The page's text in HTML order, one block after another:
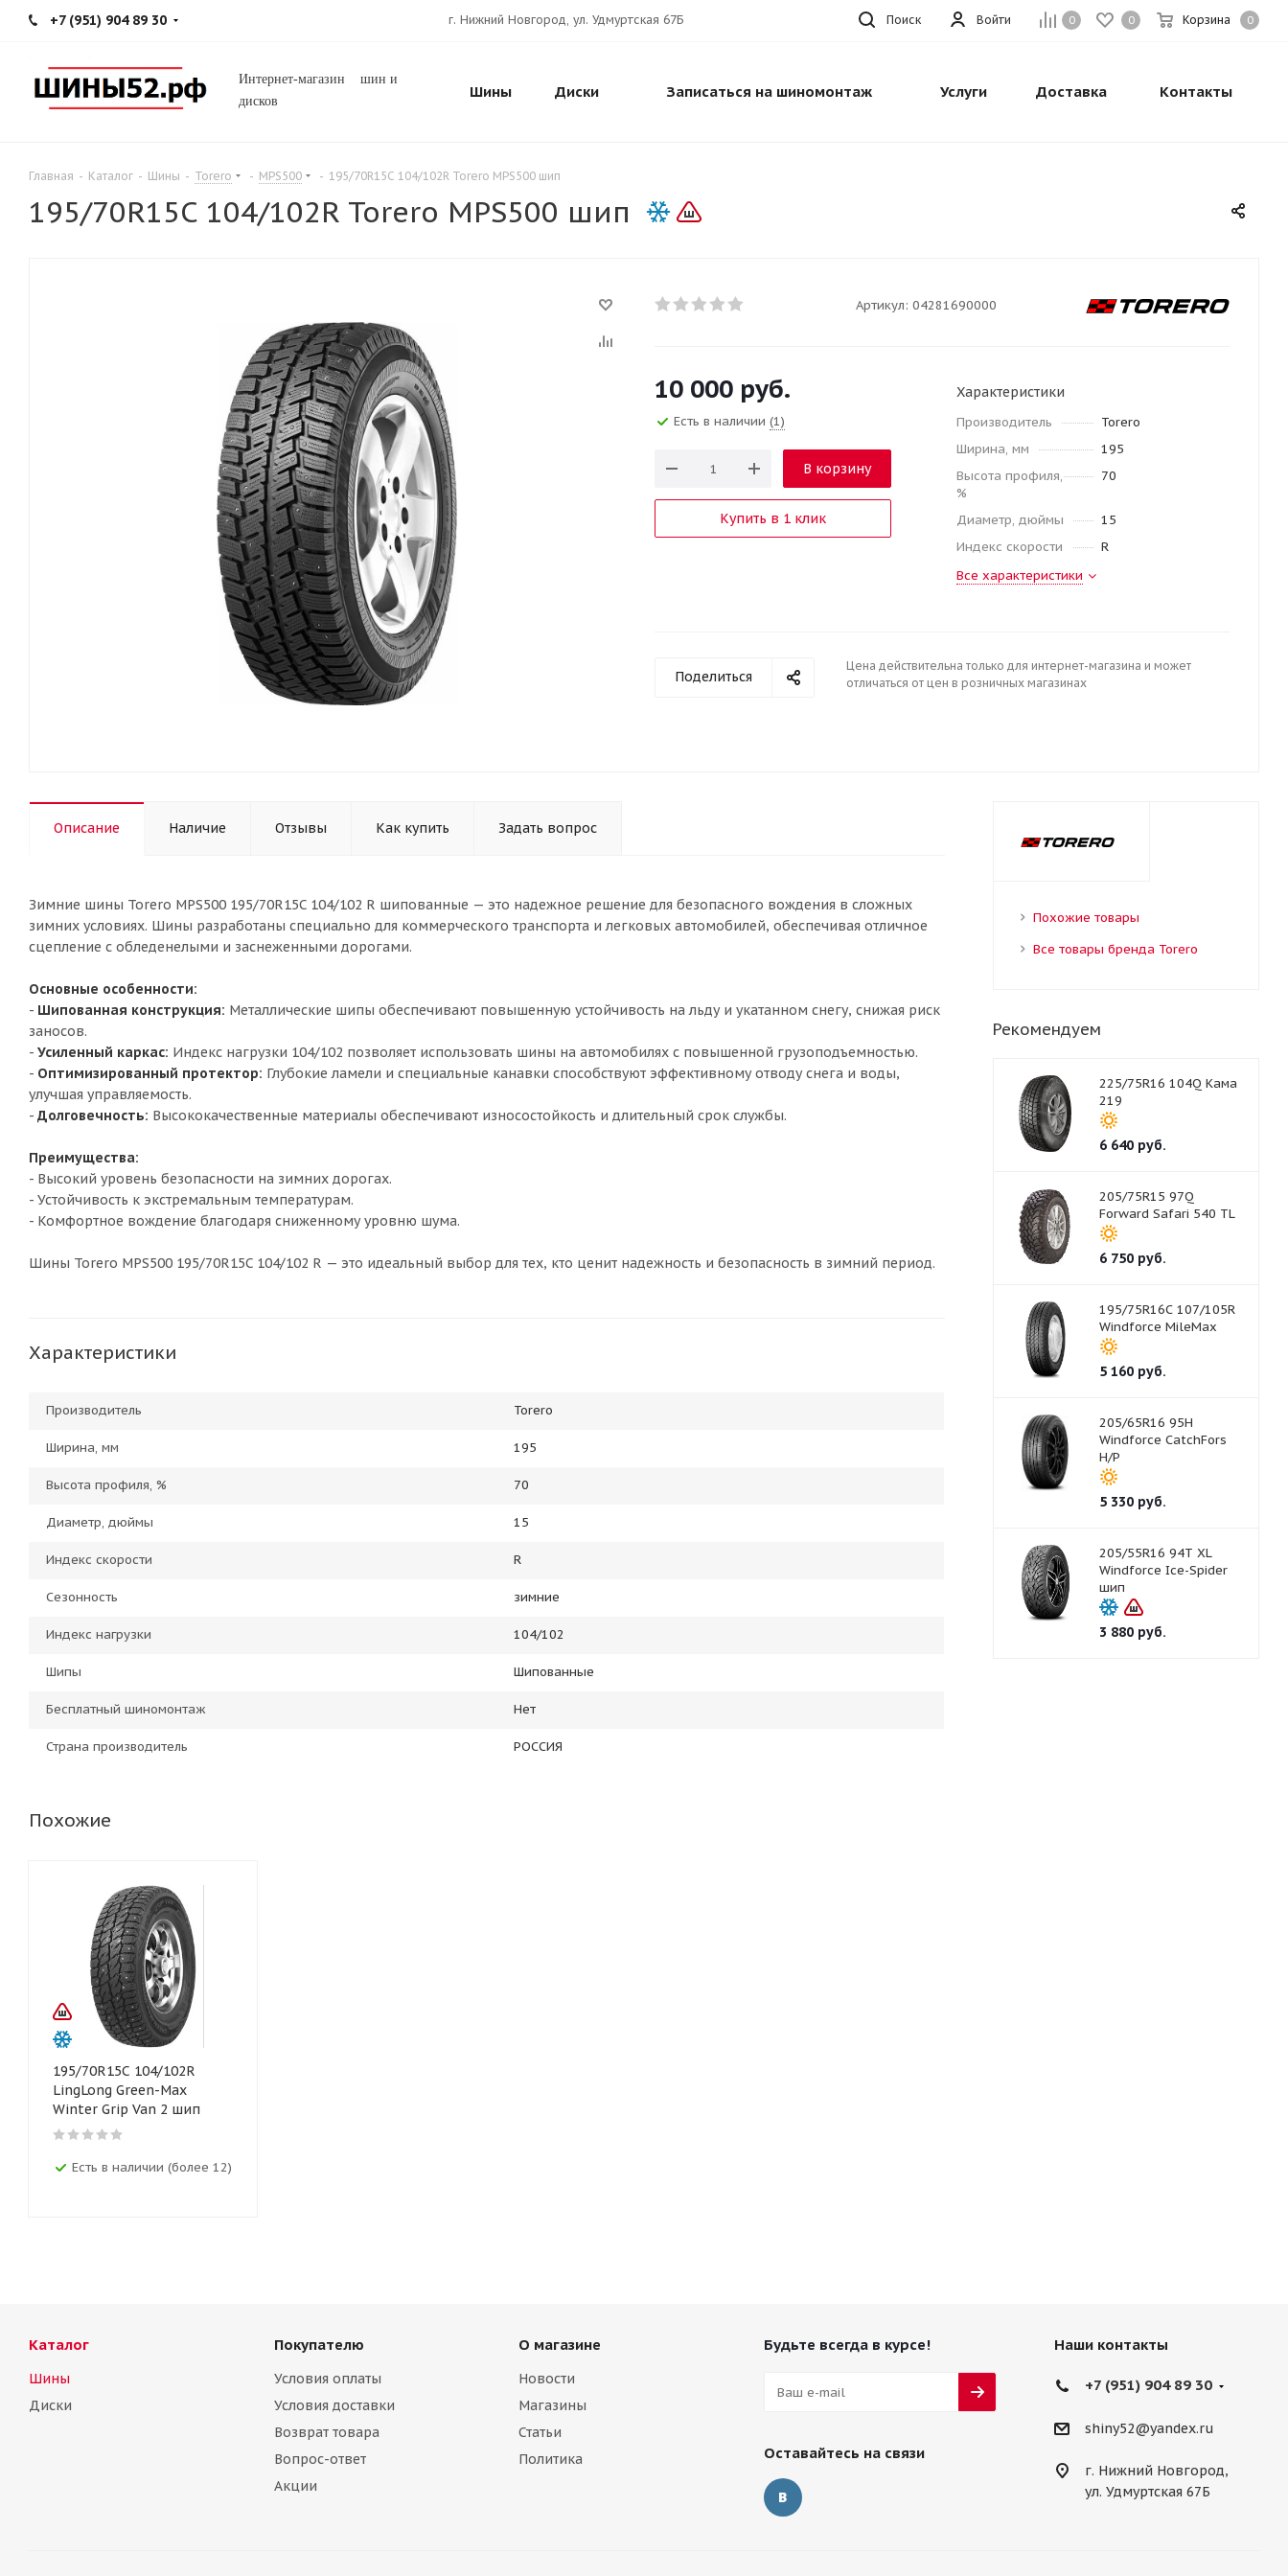
+7 (951) 904 89 30 0 0 Корзина 0
Войти
г. Нижний Новгород, ул. Удмуртская 67Б Поиск
Интернет-магазин шин и
дисков
Шины Диски Записаться на шиномонтаж Услуги Доставка Контакты
Главная - Каталог - Шины - Torero - MPS500 - 195/70R15C 104/102R Torero MPS500 шип
195/70R15C 104/102R Torero MPS500 шип
Артикул: 04281690000
10 000 руб.
Есть в наличии (1)
В корзину
Купить в 1 клик
Характеристики
Производитель
Torero
Ширина, мм
195
Высота профиля,
%
70
Диаметр, дюймы
15
Индекс скорости
R
Все характеристики
Поделиться
Цена действительна только для интернет-магазина и может
отличаться от цен в розничных магазинах
Описание Наличие Отзывы Как купить Задать вопрос
Зимние шины Torero MPS500 195/70R15C 104/102 R шипованные — это надежное решение для безопасного вождения в сложных
зимних условиях. Шины разработаны специально для коммерческого транспорта и легковых автомобилей, обеспечивая отличное
сцепление с обледенелыми и заснеженными дорогами.
Основные особенности:
- Шипованная конструкция: Металлические шипы обеспечивают повышенную устойчивость на льду и укатанном снегу, снижая риск
заносов.
- Усиленный каркас: Индекс нагрузки 104/102 позволяет использовать шины на автомобилях с повышенной грузоподъемностью.
- Оптимизированный протектор: Глубокие ламели и специальные канавки способствуют эффективному отводу снега и воды,
улучшая управляемость.
- Долговечность: Высококачественные материалы обеспечивают износостойкость и длительный срок службы.
Преимущества:
- Высокий уровень безопасности на зимних дорогах.
- Устойчивость к экстремальным температурам.
- Комфортное вождение благодаря сниженному уровню шума.
Шины Torero MPS500 195/70R15C 104/102 R — это идеальный выбор для тех, кто ценит надежность и безопасность в зимний период.
Характеристики
Производитель Torero
Ширина, мм 195
Высота профиля, % 70
Диаметр, дюймы 15
Индекс скорости R
Сезонность зимние
Индекс нагрузки 104/102
Шипы Шипованные
Бесплатный шиномонтаж Нет
Страна производитель РОССИЯ
Похожие
195/70R15C 104/102R
LingLong Green-Max
Winter Grip Van 2 шип
Есть в наличии (более 12)
Похожие товары
Все товары бренда Torero
Рекомендуем
225/75R16 104Q Кама
219
6 640руб.
205/75R15 97Q
Forward Safari 540 TL
6 750руб.
195/75R16C 107/105R
Windforce MileMax
5 160руб.
205/65R16 95H
Windforce CatchFors
H/P
5 330руб.
205/55R16 94T XL
Windforce Ice-Spider
шип
3 880руб.
Каталог
Шины
Диски
Покупателю
Условия оплаты
Условия доставки
Возврат товара
Вопрос-ответ
Акции
О магазине
Новости
Магазины
Статьи
Политика
Будьте всегда в курсе!
Оставайтесь на связи
Наши контакты
+7 (951) 904 89 30
shiny52@yandex.ru
г. Нижний Новгород,
ул. Удмуртская 67Б